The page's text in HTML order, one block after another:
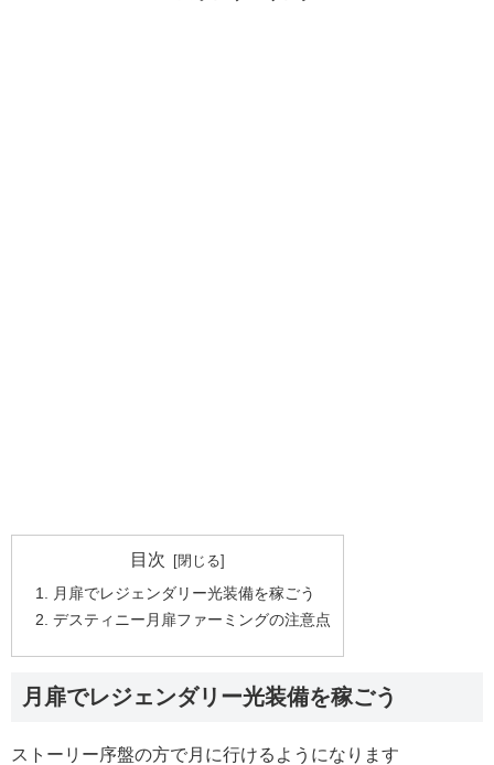
目次
月扉でレジェンダリー光装備を稼ごう
デスティニー月扉ファーミングの注意点
月扉でレジェンダリー光装備を稼ごう
ストーリー序盤の方で月に行けるようになります